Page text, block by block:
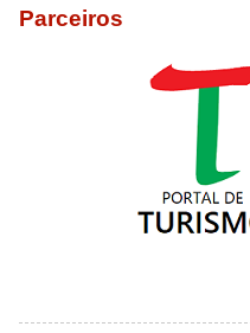
Parceiros